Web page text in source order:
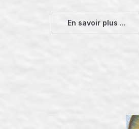
En savoir plus ...